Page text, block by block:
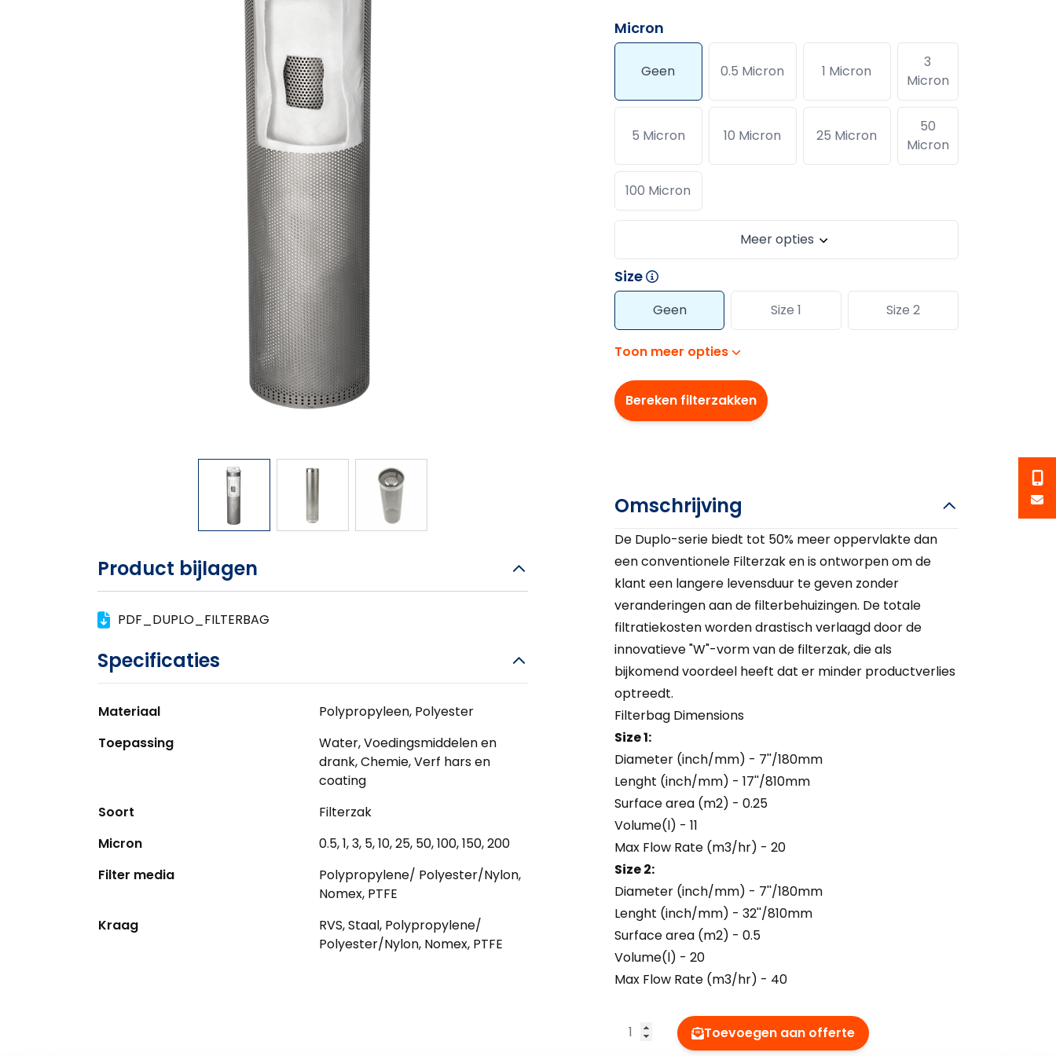
Product bijlagen
PDF_DUPLO_FILTERBAG
Specificaties
Materiaal
Polypropyleen, Polyester
Toepassing
Water, Voedingsmiddelen en
drank, Chemie, Verf hars en
coating
Soort
Filterzak
Micron
0.5, 1, 3, 5, 10, 25, 50, 100, 150, 200
Filter media
Polypropylene/ Polyester/Nylon,
Nomex, PTFE
Kraag
RVS, Staal, Polypropylene/
Polyester/Nylon, Nomex, PTFE
Micron
Geen 0.5 Micron 1 Micron
3
Micron
5 Micron 10 Micron 25 Micron
50
Micron
100 Micron
Meer opties
Size
Geen Size 1 Size 2
Toon meer opties
Bereken filterzakken
Aantal Toevoegen aan offerte
Omschrijving
De Duplo-serie biedt tot 50% meer oppervlakte dan
een conventionele Filterzak en is ontworpen om de
klant een langere levensduur te geven zonder
veranderingen aan de filterbehuizingen. De totale
filtratiekosten worden drastisch verlaagd door de
innovatieve "W"-vorm van de filterzak, die als
bijkomend voordeel heeft dat er minder productverlies
optreedt.
Filterbag Dimensions
Size 1:
Diameter (inch/mm) - 7''/180mm
Lenght (inch/mm) - 17''/810mm
Surface area (m2) - 0.25
Volume(l) - 11
Max Flow Rate (m3/hr) - 20
Size 2:
Diameter (inch/mm) - 7''/180mm
Lenght (inch/mm) - 32''/810mm
Surface area (m2) - 0.5
Volume(l) - 20
Max Flow Rate (m3/hr) - 40